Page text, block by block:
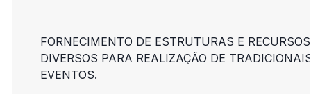
FORNECIMENTO DE ESTRUTURAS E RECURSOS
DIVERSOS PARA REALIZAÇÃO DE
EVENTOS.